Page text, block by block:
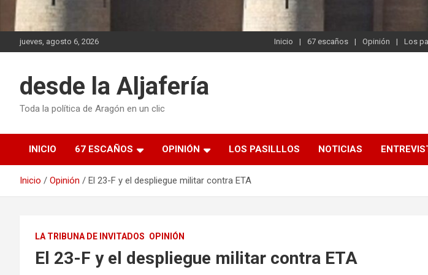
jueves, agosto 6, 2026 Inicio 67 escaños Opinión Los
desde la Aljafería
Toda la política de Aragón en un clic
INICIO 67 ESCAÑOS OPINIÓN LOS PASILLLOS NOTICIAS
Inicio Opinión El 23-F y el despliegue militar contra ETA
LA TRIBUNA DE INVITADOS OPINIÓN
El 23-F y el despliegue militar contra ETA